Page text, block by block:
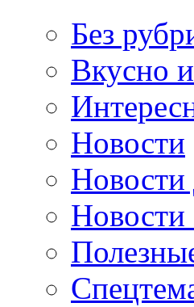
Без
Вкусно
Новости
Новости
Новости